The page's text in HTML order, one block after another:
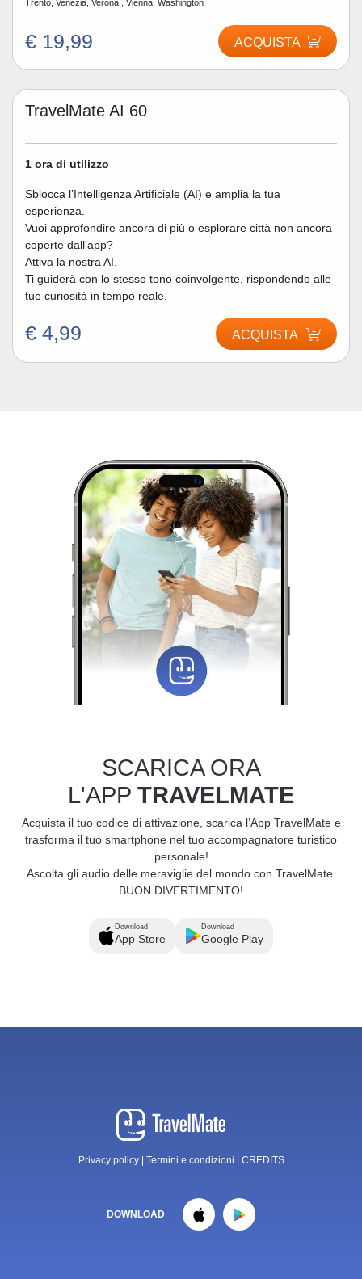
Trento, Venezia, Verona , Vienna, Washington
€ 19,99 ACQUISTA
TravelMate AI 60
1 ora di utilizzo
Sblocca l’Intelligenza Artificiale (AI) e amplia la tua
esperienza.
Vuoi approfondire ancora di più o esplorare città non ancora
coperte dall’app?
Attiva la nostra AI.
Ti guiderà con lo stesso tono coinvolgente, rispondendo alle
tue curiosità in tempo reale.
€ 4,99 ACQUISTA
SCARICA ORA
L'APP TRAVELMATE
Acquista il tuo codice di attivazione, scarica l’App TravelMate e
trasforma il tuo smartphone nel tuo accompagnatore turistico
personale!
Ascolta gli audio delle meraviglie del mondo con TravelMate.
BUON DIVERTIMENTO!
Download
App Store
Download
Google Play
Privacy policy| Termini e condizioni CREDITS
DOWNLOAD